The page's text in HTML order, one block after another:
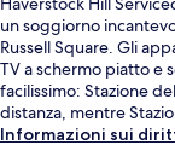
un soggiorno
Russell Square. Gli
TV a schermo piatto e
facilissimo: Stazione
distanza, mentre
Informazioni sui